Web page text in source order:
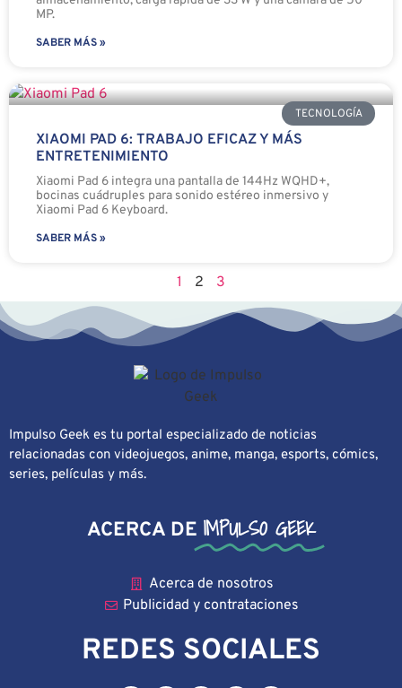
MP.
SABER MÁS »
TECNOLOGÍA
XIAOMI PAD 6: TRABAJO EFICAZ Y MÁS
ENTRETENIMIENTO
Xiaomi Pad 6 integra una pantalla de 144Hz WQHD+,
bocinas cuádruples para sonido estéreo inmersivo y
Xiaomi Pad 6 Keyboard.
SABER MÁS »
1 2 3
Impulso Geek es tu portal especializado de noticias
relacionadas con videojuegos, anime, manga, esports, cómics,
series, películas y más.
ACERCA DE IMPULSO GEEK
Acerca de nosotros
Publicidad y contrataciones
REDES SOCIALES